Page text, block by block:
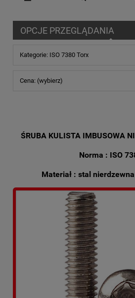
OPCJE PRZEGLĄDANIA
Kategorie: ISO 7380 Torx
Cena: (wybierz)
ŚRUBA KULISTA IMBUSOWA
Norma : ISO
Materiał : stal